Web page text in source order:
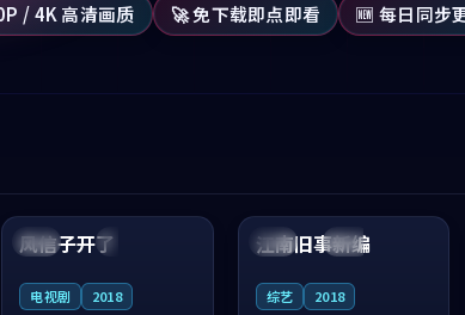
/ 4K 高清画质 🚀 免下载即点即看 🆕 每日同步
法国 4K
99:21
风信子开了
电视剧 2018
日本 院线
99:53
江南旧事新编
综艺 2018